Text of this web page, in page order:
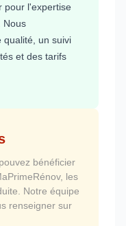
pour l'expertise
Nous
qualité, un suivi
et des tarifs
bénéficier
les
Notre équipe
renseigner sur